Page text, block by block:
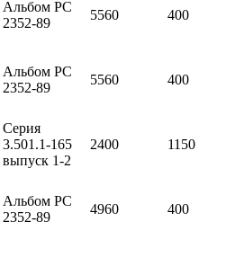
Альбом РС
2352-89
5560 400
Альбом РС
2352-89
5560 400
Серия
3.501.1-165
выпуск 1-2
2400 1150
Альбом РС
2352-89
4960 400